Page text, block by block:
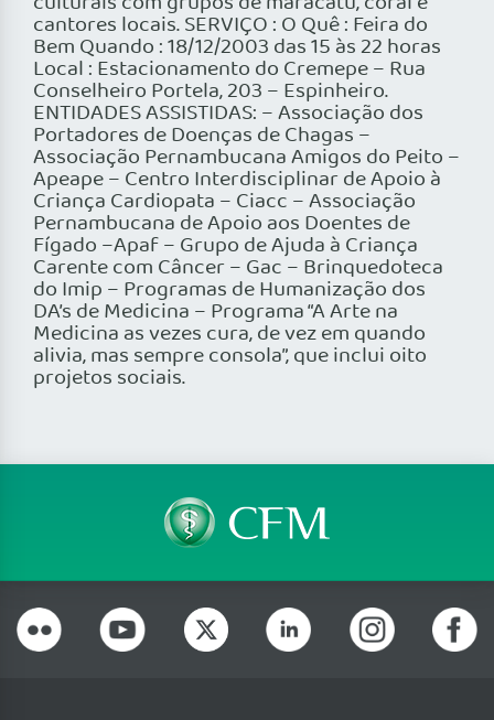
cantores locais. SERVIÇO : O Quê : Feira do
Bem Quando : 18/12/2003 das 15 às 22 horas
Local : Estacionamento do Cremepe – Rua
Conselheiro Portela, 203 – Espinheiro.
ENTIDADES ASSISTIDAS: – Associação dos
Portadores de Doenças de Chagas –
Associação Pernambucana Amigos do Peito –
Apeape – Centro Interdisciplinar de Apoio à
Criança Cardiopata – Ciacc – Associação
Pernambucana de Apoio aos Doentes de
Fígado –Apaf – Grupo de Ajuda à Criança
Carente com Câncer – Gac – Brinquedoteca
do Imip – Programas de Humanização dos
DA’s de Medicina – Programa “A Arte na
Medicina as vezes cura, de vez em quando
alivia, mas sempre consola”, que inclui oito
projetos sociais.